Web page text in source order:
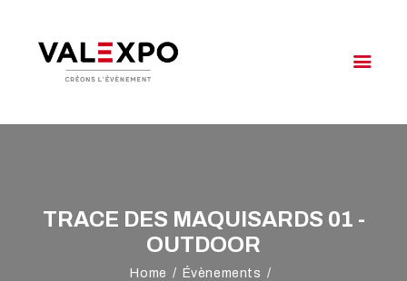
TRACE DES MAQUISARDS 01 -
OUTDOOR
Home
Évènements
VALEXPO OYONNAX
AGENDA
ACCÈS & CONTACT